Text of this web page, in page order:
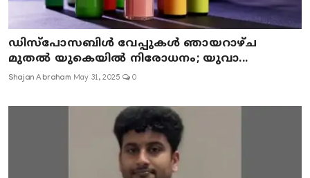
ഡിസ്പോസബിൾ വേപ്പുകൾ ഞായറാഴ്ച
മുതൽ യുകെയിൽ നിരോധനം; യുവാ...
Shajan Abraham May 31, 2025 0